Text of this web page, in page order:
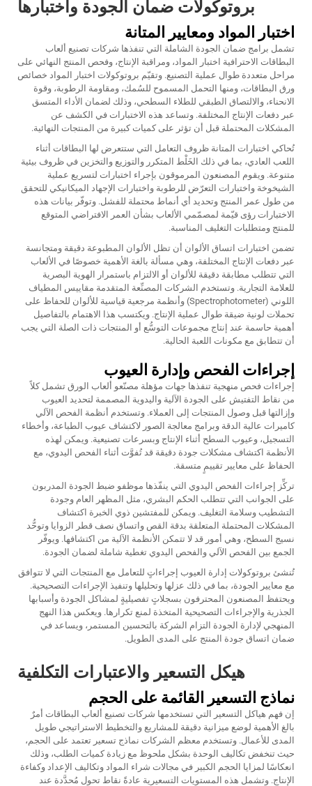
بروتوكولات ضمان الجودة واختبارها
اختبار المواد ومعايير المتانة
تشمل برامج ضمان الجودة الشاملة التي تنفذها شركات تصنيع ألعاب
البطاقات الاحترافية اختبار المواد، ومراقبة الإنتاج، وفحص المنتج النهائي على
مراحل متعددة طوال عملية التصنيع. وتقيّم بروتوكولات اختبار المواد خصائص
ورق البطاقات، ومنها التحمل المسموح للسُمك، ومقاومة الرطوبة، وقوة
الانحناء، والالتصاق الطبقي للطلاء السطحي، وذلك لضمان الأداء المتسق
عبر دفعات الإنتاج المختلفة. وتساعد هذه الاختبارات في الكشف عن
المشكلات المحتملة قبل أن تؤثر على كميات كبيرة من المنتجات النهائية.
تُحاكي اختبارات المتانة ظروف التعامل التي ستتعرض لها البطاقات أثناء
اللعب العادي، بما في ذلك الخَلْط المتكرر والتوزيع والتخزين في ظروف بيئية
متنوعة. ويقوم المصنعون المرموقون بإجراء اختبارات لتسريع عملية
الشيخوخة واختبارات التعرّض للرطوبة واختبارات الإجهاد الميكانيكي للتحقق
من طول عمر المنتج وتحديد أي أنماط محتملة للفشل. وتوفّر بيانات هذه
الاختبارات رؤى قيّمة لمصمّمي الألعاب بشأن العمر الافتراضي المتوقع
للمنتج ومتطلبات التغليف المناسبة.
تضمن اختبارات اتساق الألوان أن تظل الألوان المطبوعة دقيقة ومتجانسة
عبر دفعات الإنتاج المختلفة، وهي مسألة بالغة الأهمية خصوصًا في الألعاب
التي تتطلب مطابقة دقيقة للألوان أو الالتزام باستمرار الهوية البصرية
للعلامة التجارية. وتستخدم الشركات المصنِّعة المتقدمة مقاييس المطياف
اللوني (Spectrophotometer) وأنظمة مرجعية قياسية للألوان للحفاظ على
تحملات لونية ضيقة طوال عملية الإنتاج. ويكتسب هذا الاهتمام بالتفاصيل
أهمية حاسمة عند إنتاج مجموعات التوسُّع أو المنتجات ذات الصلة التي يجب
أن تتطابق مع مكونات اللعبة الحالية.
إجراءات الفحص وإدارة العيوب
إجراءات فحص منهجية تنفذها جهات مؤهلة مصنّعو ألعاب الورق تشمل كلاً
من نقاط التفتيش على الجودة الآلية واليدوية المصممة لتحديد العيوب
وإزالتها قبل وصول المنتجات إلى العملاء. وتستخدم أنظمة الفحص الآلي
كاميرات عالية الدقة وبرامج معالجة الصور لاكتشاف عيوب الطباعة، وأخطاء
التسجيل، وعيوب السطح أثناء الإنتاج وبسرعات تصنيعية. ويمكن لهذه
الأنظمة اكتشاف مشكلات جودة دقيقة قد تُفوَّت أثناء الفحص اليدوي، مع
الحفاظ على معايير تقييمٍ متسقة.
تركِّز إجراءات الفحص اليدوي التي ينفّذها موظفو ضبط الجودة المدربون
على الجوانب التي تتطلب الحكم البشري، مثل المظهر العام وجودة
التشطيب وسلامة التغليف. ويمكن للمفتشين ذوي الخبرة اكتشاف
المشكلات المحتملة المتعلقة بدقة القص واتساق نصف قطر الزوايا وتوحُّد
نسيج السطح، وهي أمور قد لا تتمكن الأنظمة الآلية من اكتشافها. ويوفّر
الجمع بين الفحص الآلي والفحص اليدوي تغطية شاملة لضمان الجودة.
تُنشئ بروتوكولات إدارة العيوب إجراءاتٍ للتعامل مع المنتجات التي لا تتوافق
مع معايير الجودة، بما في ذلك عزلها وتحليلها وتنفيذ الإجراءات التصحيحية.
ويحتفظ المصنعون المحترفون بسجلاتٍ تفصيليةٍ لمشاكل الجودة وأسبابها
الجذرية والإجراءات التصحيحية المتخذة لمنع تكرارها. ويعكس هذا النهج
المنهجي لإدارة الجودة التزام الشركة بالتحسين المستمر، ويساعد في
ضمان اتساق جودة المنتج على المدى الطويل.
هيكل التسعير والاعتبارات التكلفية
نماذج التسعير القائمة على الحجم
إن فهم هياكل التسعير التي تستخدمها شركات تصنيع ألعاب البطاقات أمرٌ
بالغ الأهمية لوضع ميزانية دقيقة للمشاريع والتخطيط الاستراتيجي طويل
المدى للأعمال. وتستخدم معظم الشركات نماذج تسعير تعتمد على الحجم،
حيث تنخفض تكاليف الوحدة بشكل ملحوظ مع زيادة كميات الطلب، وذلك
انعكاسًا لمزايا الحجم الكبير في مجالات شراء المواد وتكاليف الإعداد وكفاءة
الإنتاج. وتشمل هذه المستويات التسعيرية عادةً نقاط تحول مُحدَّدة عند